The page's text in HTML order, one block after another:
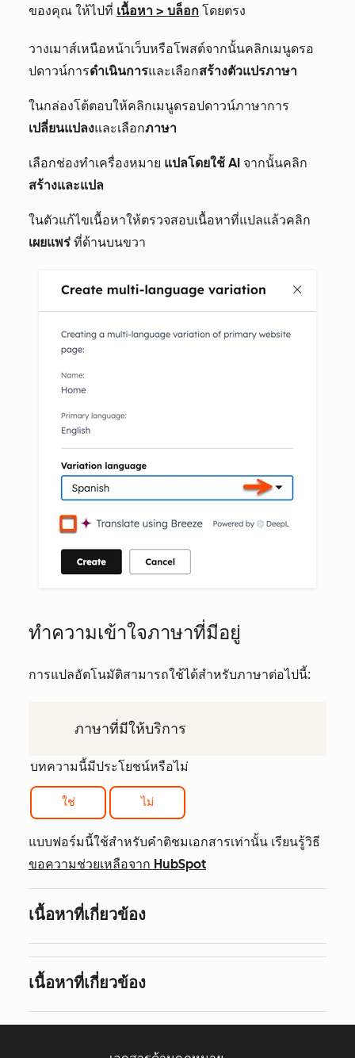
ของคุณ ให้ไปที่ เนื้อหา > บล็อก โดยตรง
วางเมาส์เหนือหน้าเว็บหรือโพสต์จากนั้นคลิกเมนูดรอ
ปดาวน์การดำเนินการและเลือกสร้างตัวแปรภาษา
ในกล่องโต้ตอบให้คลิกเมนูดรอปดาวน์ภาษาการ
เปลี่ยนแปลงและเลือกภาษา
เลือกช่องทำเครื่องหมาย แปลโดยใช้ AI จากนั้นคลิก
สร้างและแปล
ในตัวแก้ไขเนื้อหาให้ตรวจสอบเนื้อหาที่แปลแล้วคลิก
เผยแพร่ ที่ด้านบนขวา
ทำความเข้าใจภาษาที่มีอยู่
การแปลอัตโนมัติสามารถใช้ได้สำหรับภาษาต่อไปนี้:
ภาษาที่มีให้บริการ
บทความนี้มีประโยชน์หรือไม่
ใช่ ไม่
แบบฟอร์มนี้ใช้สำหรับคำติชมเอกสารเท่านั้น เรียนรู้วิธี
ขอความช่วยเหลือจาก HubSpot
เนื้อหาที่เกี่ยวข้อง
เนื้อหาที่เกี่ยวข้อง